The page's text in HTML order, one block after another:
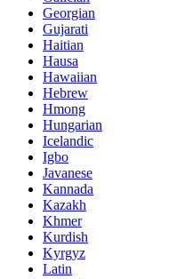
Georgian
Gujarati
Haitian
Hausa
Hawaiian
Hebrew
Hmong
Hungarian
Icelandic
Igbo
Javanese
Kannada
Kazakh
Khmer
Kurdish
Kyrgyz
Latin